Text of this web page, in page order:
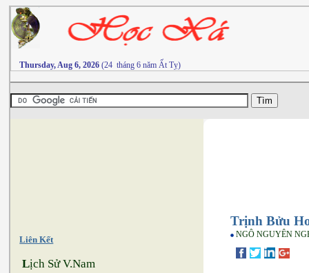
Thursday, Aug 6, 2026 (24 tháng 6 năm Ất Tỵ)
Liên Kết
Lịch Sử V.Nam
Trịnh Bửu
NGÔ NGUYÊN